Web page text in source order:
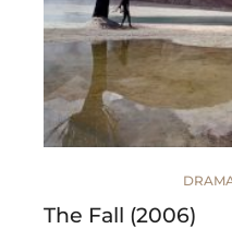
The Fall (2006)